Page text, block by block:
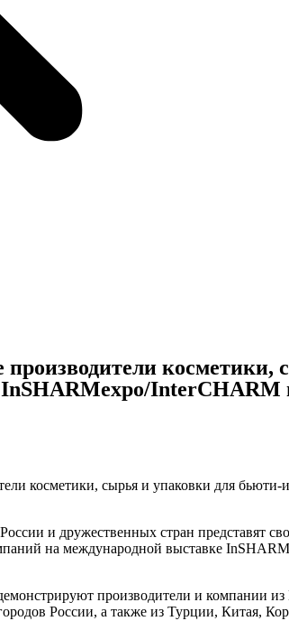
косметики,
InterCHARM
косметики, сырья и упаковки для
и дружественных стран представят
на международной выставке
производители и компании
России, а также из Турции, Китая,